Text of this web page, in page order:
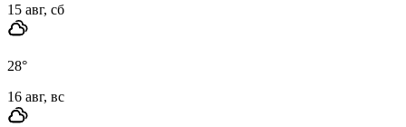
15 авг, сб
28°
16 авг, вс